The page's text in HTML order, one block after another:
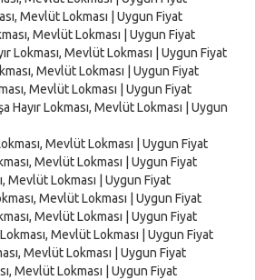
Mevlüt Lokması | Uygun Fiyat
Mevlüt Lokması | Uygun Fiyat
Lokması, Mevlüt Lokması | Uygun Fiyat
Mevlüt Lokması | Uygun Fiyat
Mevlüt Lokması | Uygun Fiyat
Hayır Lokması, Mevlüt Lokması | Uygun
Mevlüt Lokması | Uygun Fiyat
Mevlüt Lokması | Uygun Fiyat
Mevlüt Lokması | Uygun Fiyat
Mevlüt Lokması | Uygun Fiyat
Mevlüt Lokması | Uygun Fiyat
Lokması, Mevlüt Lokması | Uygun Fiyat
Mevlüt Lokması | Uygun Fiyat
Mevlüt Lokması | Uygun Fiyat